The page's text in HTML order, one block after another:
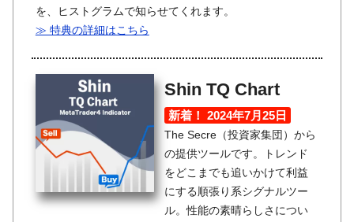
を、ヒストグラムで知らせてくれます。
≫ 特典の詳細はこちら
Shin TQ Chart
新着！ 2024年7月25日
The Secre（投資家集団）から
の提供ツールです。トレンド
をどこまでも追いかけて利益
にする順張り系シグナルツー
ル。性能の素晴らしさについ